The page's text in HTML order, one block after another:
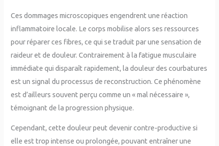
Ces dommages microscopiques engendrent une réaction
inflammatoire locale. Le corps mobilise alors ses ressources
pour réparer ces fibres, ce qui se traduit par une sensation de
raideur et de douleur. Contrairement à la fatigue musculaire
immédiate qui disparaît rapidement, la douleur des courbatures
est un signal du processus de reconstruction. Ce phénomène
est d’ailleurs souvent perçu comme un « mal nécessaire »,
témoignant de la progression physique.
Cependant, cette douleur peut devenir contre-productive si
elle est trop intense ou prolongée, pouvant entraîner une